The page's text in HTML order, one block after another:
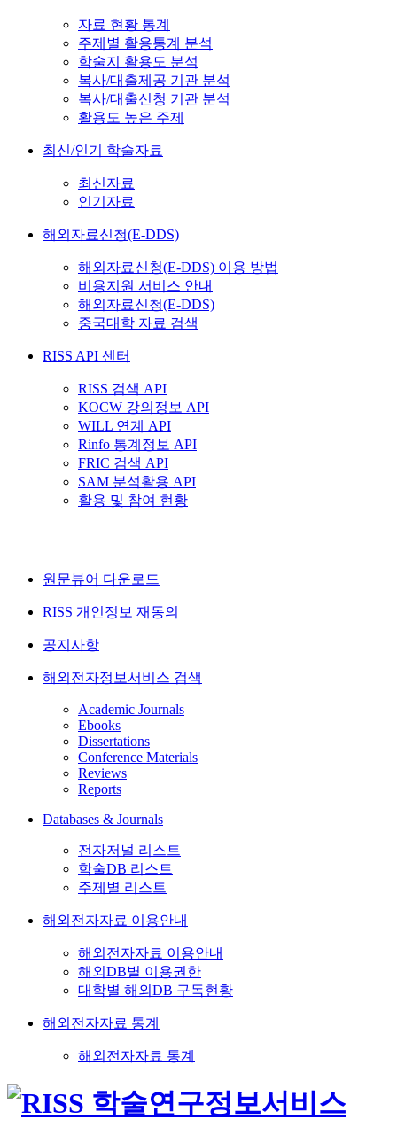
자료 현황 통계
주제별 활용통계 분석
학술지 활용도 분석
복사/대출제공 기관 분석
복사/대출신청 기관 분석
활용도 높은 주제
최신/인기 학술자료
최신자료
인기자료
해외자료신청(E-DDS)
해외자료신청(E-DDS) 이용 방법
비용지원 서비스 안내
해외자료신청(E-DDS)
중국대학 자료 검색
RISS API 센터
RISS 검색 API
KOCW 강의정보 API
WILL 연계 API
Rinfo 통계정보 API
FRIC 검색 API
SAM 분석활용 API
활용 및 참여 현황
원문뷰어 다운로드
RISS 개인정보 재동의
공지사항
해외전자정보서비스 검색
Academic Journals
Ebooks
Dissertations
Conference Materials
Reviews
Reports
Databases & Journals
전자저널 리스트
학술DB 리스트
주제별 리스트
해외전자자료 이용안내
해외전자자료 이용안내
해외DB별 이용권한
대학별 해외DB 구독현황
해외전자자료 통계
해외전자자료 통계